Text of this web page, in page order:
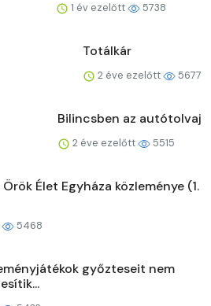
1 év ezelőtt 5738
Totálkár
2 éve ezelőtt 5677
Bilincsben az autótolvaj
2 éve ezelőtt 5515
Örök Élet Egyháza közleménye (1.
5468
győzteseit nem